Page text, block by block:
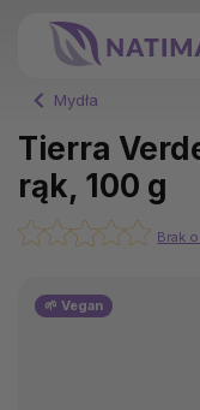
Mydła
Tierra
rąk, 100 g
Brak
🌱 Vegan